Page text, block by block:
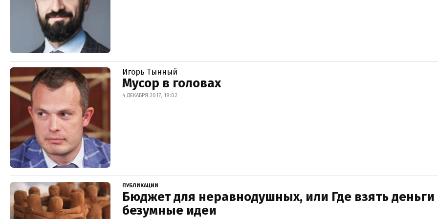
Игорь Тынный
Мусор в головах
4 ДЕКАБРЯ 2017, 19:02
ПУБЛИКАЦИИ
Бюджет для неравнодушных, или Где взять деньги
безумные идеи